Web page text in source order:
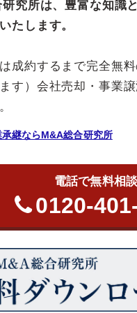
究所は、豊富な知識
たします。
成約するまで完全無
す）会社売却・事業
継ならM&A総合研究所
電話で無料相談
0120-